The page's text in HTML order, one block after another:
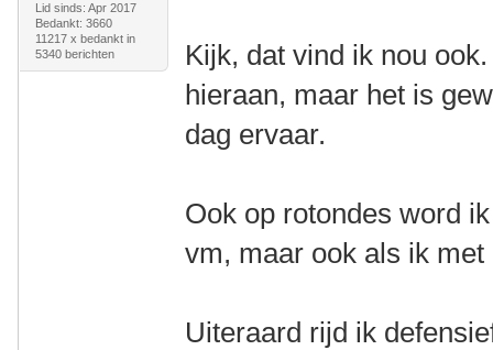
Lid sinds: Apr 2017
Bedankt: 3660
11217 x bedankt in
5340 berichten
Kijk, dat vind ik nou
hieraan, maar het is
dag ervaar.
Ook op rotondes word
vm, maar ook als ik
Uiteraard rijd ik